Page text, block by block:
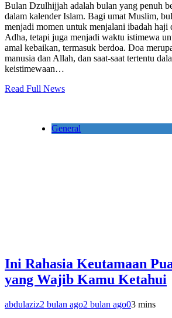
Bulan Dzulhijjah adalah bulan yang penuh
dalam kalender Islam. Bagi umat Muslim,
menjadi momen untuk menjalani ibadah haji
Adha, tetapi juga menjadi waktu istimewa
amal kebaikan, termasuk berdoa. Doa
manusia dan Allah, dan saat-saat tertentu
keistimewaan…
Read Full News
General
Ini Rahasia Keutamaan
yang Wajib Kamu Ketahui
abdulaziz2 bulan ago2 bulan ago03 mins